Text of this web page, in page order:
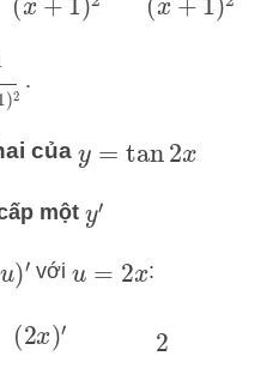
.
của y =tan2x
một y′
)′ với u=2 x :
cos22 cos2